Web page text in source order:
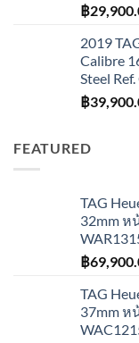
฿
2019
Calibre
Steel
฿
FEATURED
TAG
32mm ห
฿
TAG
37mm ห